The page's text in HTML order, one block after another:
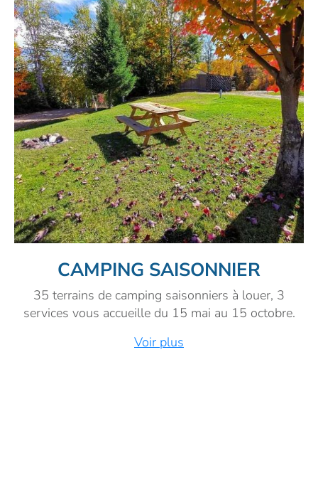
CAMPING SAISONNIER
35 terrains de camping saisonniers à louer, 3
services vous accueille du 15 mai au 15 octobre.
Voir plus